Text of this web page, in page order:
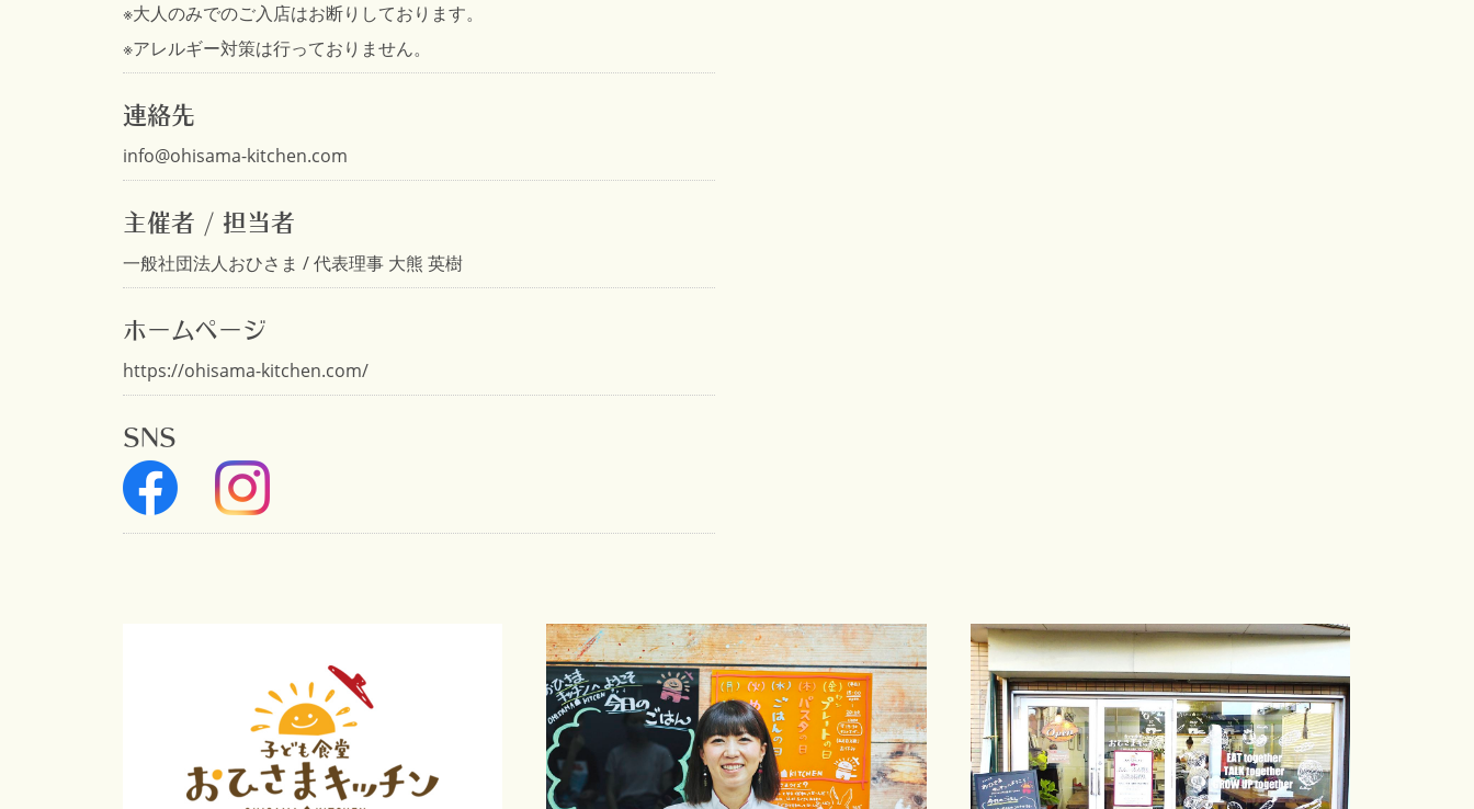
※大人のみでのご入店はお断りしております。
※アレルギー対策は行っておりません。
連絡先
info@ohisama-kitchen.com
主催者 / 担当者
一般社団法人おひさま / 代表理事 大熊 英樹
ホームページ
https://ohisama-kitchen.com/
SNS